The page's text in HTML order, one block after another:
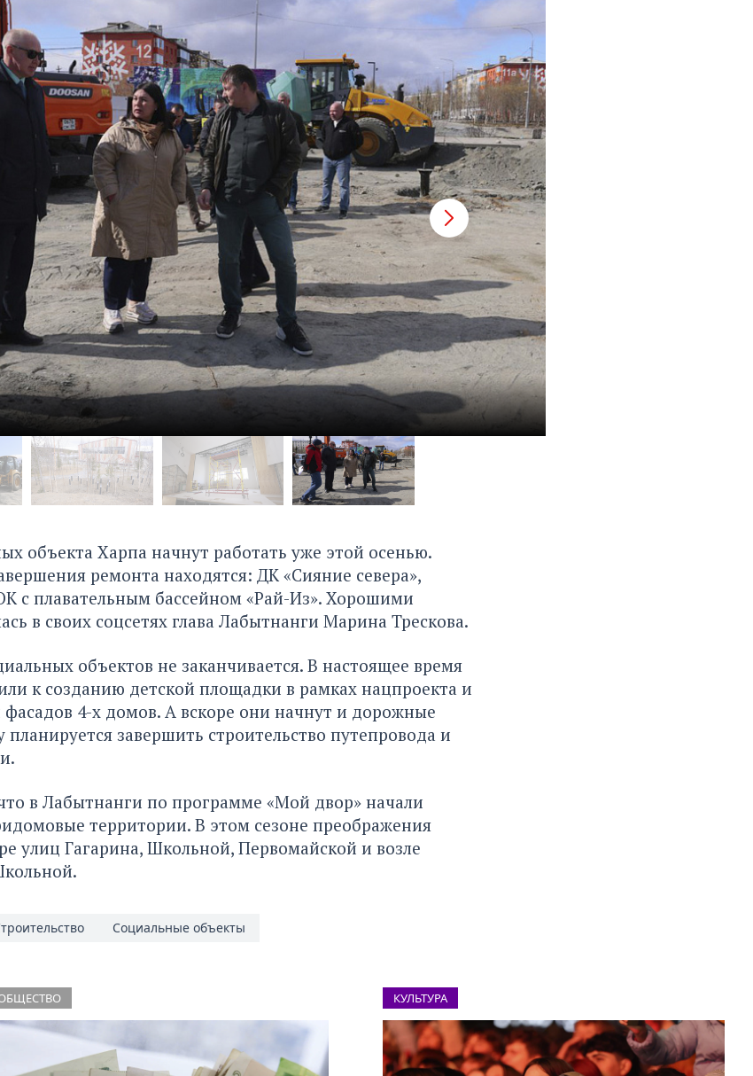
объекта Харпа начнут работать уже этой осенью.
ремонта находятся: ДК «Сияние севера»,
с плавательным бассейном «Рай-Из». Хорошими
в своих соцсетях глава Лабытнанги Марина Трескова.
объектов не заканчивается. В настоящее время
к созданию детской площадки в рамках нацпроекта и
4-х домов. А вскоре они начнут и дорожные
завершить строительство путепровода и
в Лабытнанги по программе «Мой двор» начали
территории. В этом сезоне преображения
улиц Гагарина, Школьной, Первомайской и возле
Социальные объекты
КУЛЬТУРА